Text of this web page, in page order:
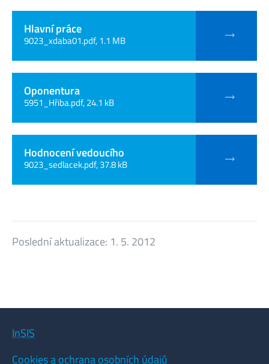
Hlavní práce
9023_xdaba01.pdf, 1.1 MB
Oponentura
5951_Hřiba.pdf, 24.1 kB
Hodnocení vedoucího
9023_sedlacek.pdf, 37.8 kB
Poslední aktualizace: 1. 5. 2012
InSIS
Cookies a ochrana osobních údajů